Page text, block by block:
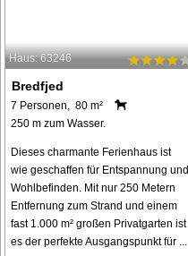
Haus: 63246
Bredfjed
7 Personen, 80 m²
250 m zum Wasser.
Dieses charmante Ferienhaus ist
wie geschaffen für Entspannung und
Wohlbefinden. Mit nur 250 Metern
Entfernung zum Strand und einem
fast 1.000 m² großen Privatgarten ist
es der perfekte Ausgangspunkt für ...